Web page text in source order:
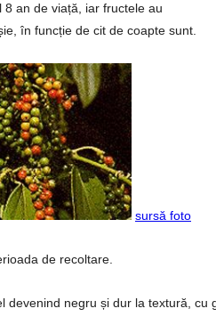
an de viață, iar fructele au
în funcție de cit de coapte sunt.
sursă foto
de recoltare.
devenind negru și dur la textură, cu